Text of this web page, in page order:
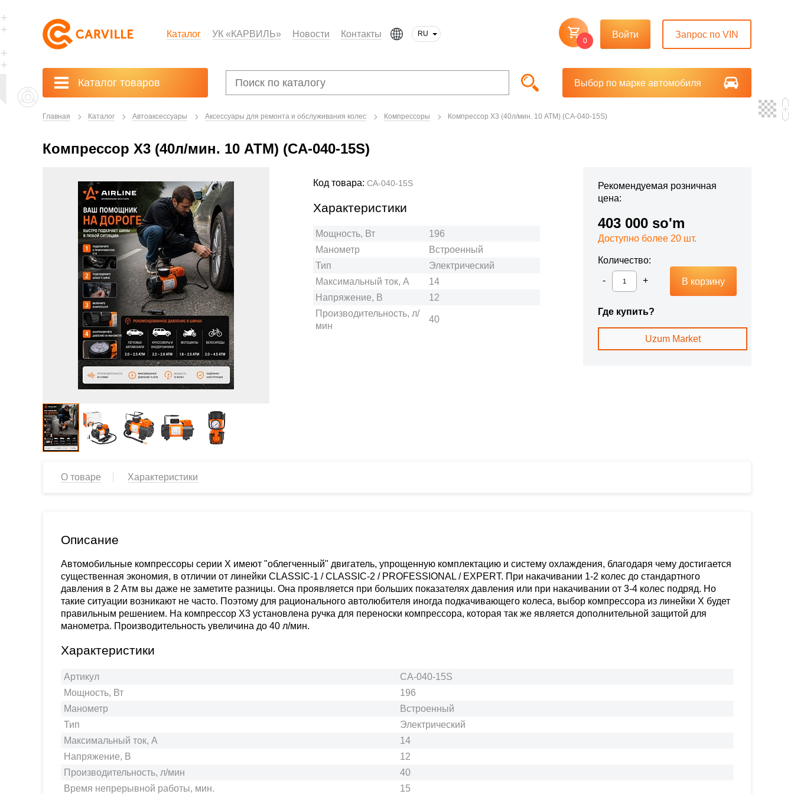
Каталог УК «КАРВИЛЬ» Новости Контакты
RU
0
Войти Запрос по VIN
Каталог товаров Выбор по марке автомобиля
Главная Каталог Автоаксессуары Аксессуары для ремонта и обслуживания колес Компрессоры Компрессор X3 (40л/мин. 10 АТМ) (CA-040-15S)
Компрессор X3 (40л/мин. 10 АТМ) (CA-040-15S)
Код товара: CA-040-15S
Характеристики
Мощность, Вт
196
Манометр
Встроенный
Тип
Электрический
Максимальный ток, А
14
Напряжение, В
12
Производительность, л/
мин
40
Рекомендуемая розничная
цена:
403 000 so'm
Доступно более 20 шт.
Количество:
В корзину
Где купить?
Uzum Market
О товаре Характеристики
Описание
Автомобильные компрессоры серии X имеют "облегченный" двигатель, упрощенную комплектацию и систему охлаждения, благодаря чему достигается
существенная экономия, в отличии от линейки CLASSIC-1 / CLASSIC-2 / PROFESSIONAL / EXPERT. При накачивании 1-2 колес до стандартного
давления в 2 Атм вы даже не заметите разницы. Она проявляется при больших показателях давления или при накачивании от 3-4 колес подряд. Но
такие ситуации возникают не часто. Поэтому для рационального автолюбителя иногда подкачивающего колеса, выбор компрессора из линейки X будет
правильным решением. На компрессор X3 установлена ручка для переноски компрессора, которая так же является дополнительной защитой для
манометра. Производительность увеличина до 40 л/мин.
Характеристики
Артикул
CA-040-15S
Мощность, Вт
196
Манометр
Встроенный
Тип
Электрический
Максимальный ток, А
14
Напряжение, В
12
Производительность, л/мин
40
Время непрерывной работы, мин.
15